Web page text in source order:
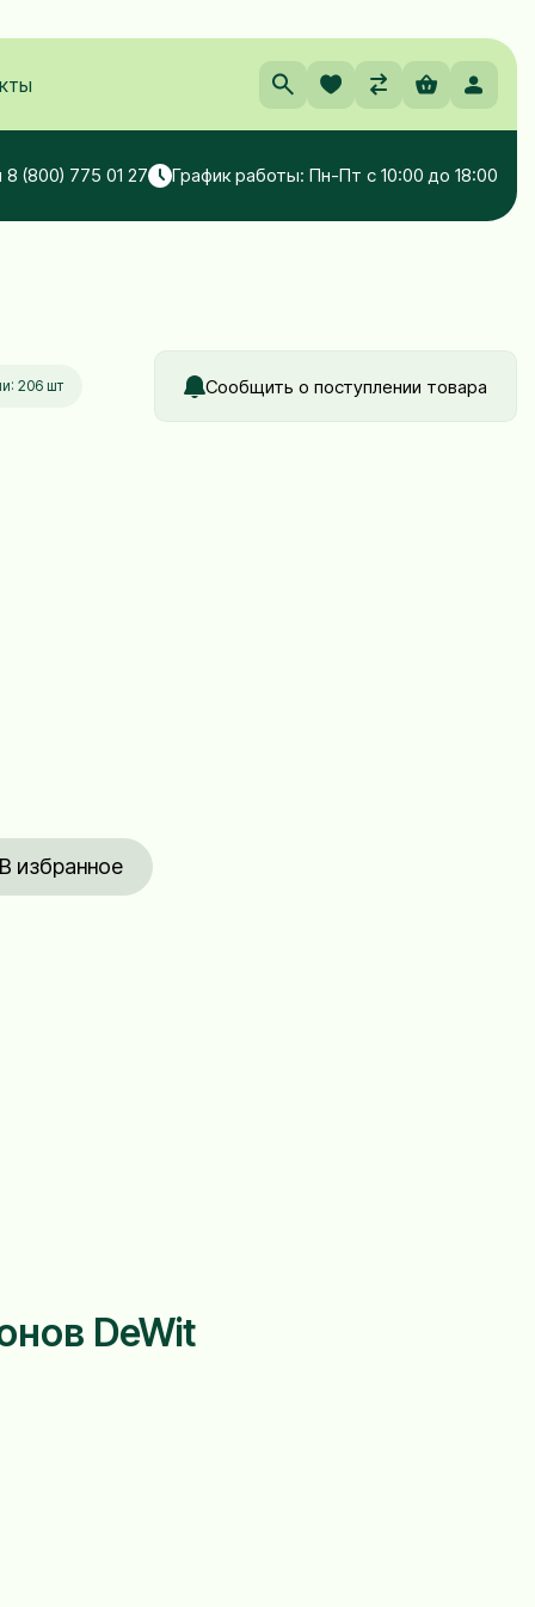
8 (800) 775 01 27 График работы: Пн-Пт с 10:00 до 18:00
206 шт Сообщить о поступлении товара
В избранное
DeWit